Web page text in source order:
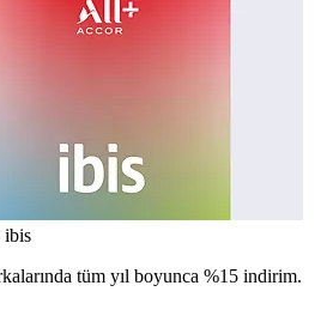
ibis
tüm yıl boyunca %15 indirim.